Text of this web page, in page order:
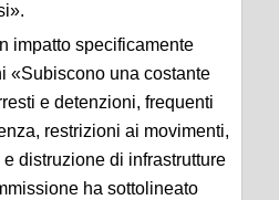
impatto specificamente
«Subiscono una costante
e detenzioni, frequenti
restrizioni ai movimenti,
distruzione di infrastrutture
ha sottolineato